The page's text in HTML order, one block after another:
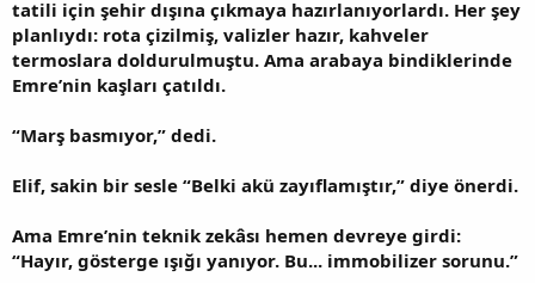
tatili için şehir dışına çıkmaya hazırlanıyorlardı. Her şey
planlıydı: rota çizilmiş, valizler hazır, kahveler
termoslara doldurulmuştu. Ama arabaya bindiklerinde
Emre’nin kaşları çatıldı.
“Marş basmıyor,” dedi.
Elif, sakin bir sesle “Belki akü zayıflamıştır,” diye önerdi.
Ama Emre’nin teknik zekâsı hemen devreye girdi:
“Hayır, gösterge ışığı yanıyor. Bu... immobilizer sorunu.”